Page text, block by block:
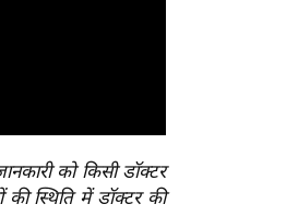
को किसी डॉक्टर
स्थिति में डॉक्टर की